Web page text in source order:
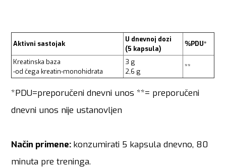
Aktivni sastojak
U dnevnoj dozi
(5 kapsula)
%PDU*
Kreatinska baza
-od čega kreatin-monohidrata
3 g
2,6 g
**
*PDU=preporučeni dnevni unos **= preporučeni
dnevni unos nije ustanovljen
Način primene: konzumirati 5 kapsula dnevno, 80
minuta pre treninga.